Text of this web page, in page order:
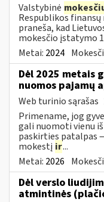
Valstybinė
Respublikos
praneša, kad
mokesčio įstatymo
Metai: 2024
Dėl 2025 metais
nuomos pajamų
Web turinio sąrašas
Primename, jog
gali nuomoti vienu
paskirties patalpas
mokestį ir...
Metai: 2026
Dėl verslo
atmintinės